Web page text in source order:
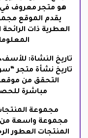
هو متجر معروف في
يقدم الموقع
العطرية ذات
تاريخ النشاة:
تاريخ نشأة متجر
التحقق من
مباشرة
مجموعة
مجموعة واسعة من
المنتجات العطور